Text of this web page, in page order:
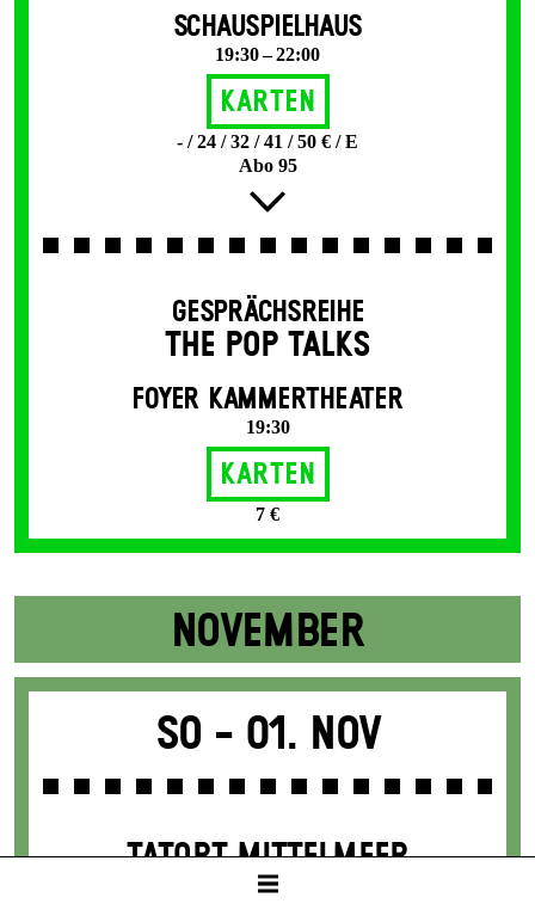
SCHAUSPIELHAUS
19:30 – 22:00
Karten
- / 24 / 32 / 41 / 50 € / E
Abo 95
GESPRÄCHSREIHE
THE POP TALKS
FOYER KAMMERTHEATER
19:30
Karten
7 €
NOVEMBER
So - 01. Nov
TATORT MITTELMEER
TV-Ermittler*innen berichten über